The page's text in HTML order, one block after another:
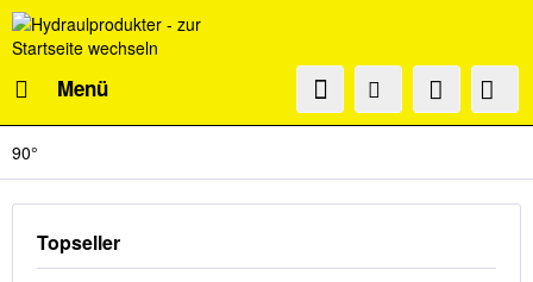
Menü
90°
Topseller